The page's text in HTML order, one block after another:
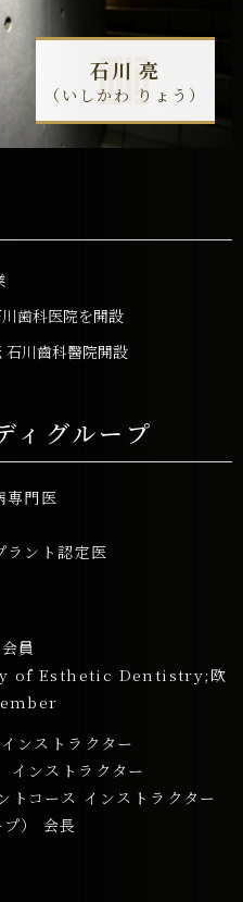
石川 亮
（いしかわ りょう）
歯科医院を開設
石川齒科醫院開設
ィグループ
専門医
ラント認定医
員
of Esthetic Dentistry;欧
ンストラクター
ンストラクター
コース インストラクター
） 会長